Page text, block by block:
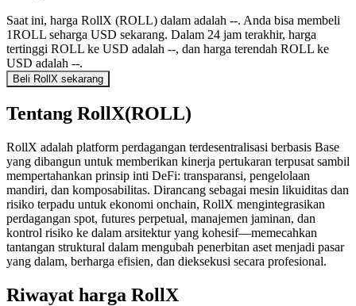
Saat ini, harga RollX (ROLL) dalam adalah --. Anda bisa membeli
1ROLL seharga USD sekarang. Dalam 24 jam terakhir, harga
tertinggi ROLL ke USD adalah --, dan harga terendah ROLL ke
USD adalah --.
Beli RollX sekarang
Tentang RollX(ROLL)
RollX adalah platform perdagangan terdesentralisasi berbasis Base
yang dibangun untuk memberikan kinerja pertukaran terpusat sambil
mempertahankan prinsip inti DeFi: transparansi, pengelolaan
mandiri, dan komposabilitas. Dirancang sebagai mesin likuiditas dan
risiko terpadu untuk ekonomi onchain, RollX mengintegrasikan
perdagangan spot, futures perpetual, manajemen jaminan, dan
kontrol risiko ke dalam arsitektur yang kohesif—memecahkan
tantangan struktural dalam mengubah penerbitan aset menjadi pasar
yang dalam, berharga efisien, dan dieksekusi secara profesional.
Riwayat harga RollX